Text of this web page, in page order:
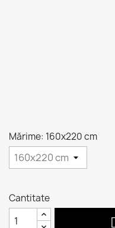
Mărime: 160x220 cm
Cantitate